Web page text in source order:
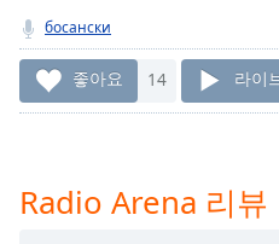
live LIVE
Remaining
Time-
Playback
Rate
босански
좋아요 14 라이
Radio Arena 리뷰